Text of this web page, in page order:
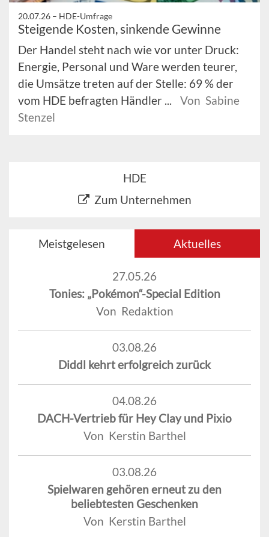
20.07.26 – HDE-Umfrage
Steigende Kosten, sinkende Gewinne
Der Handel steht nach wie vor unter Druck:
Energie, Personal und Ware werden teurer,
die Umsätze treten auf der Stelle: 69 % der
vom HDE befragten Händler ...
Von Sabine
Stenzel
HDE
Zum Unternehmen
Meistgelesen Aktuelles
27.05.26
Tonies: „Pokémon“-Special Edition
Von Redaktion
03.08.26
Diddl kehrt erfolgreich zurück
04.08.26
DACH-Vertrieb für Hey Clay und Pixio
Von Kerstin Barthel
03.08.26
Spielwaren gehören erneut zu den
beliebtesten Geschenken
Von Kerstin Barthel